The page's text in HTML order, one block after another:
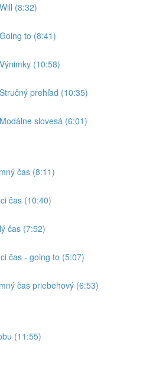
(8:32)
to (8:41)
(10:58)
prehľad (10:35)
slovesá (6:01)
čas (8:11)
čas (10:40)
čas (7:52)
čas - going to (5:07)
čas priebehový (6:53)
(11:55)